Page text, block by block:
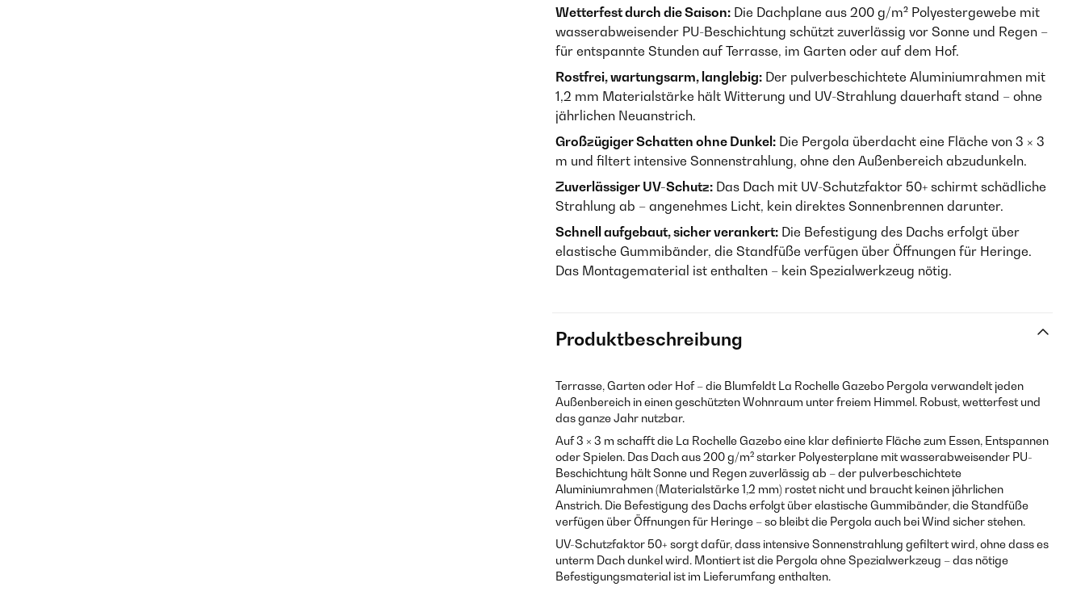
Wetterfest durch die Saison: Die Dachplane aus 200 g/m² Polyestergewebe mit
wasserabweisender PU-Beschichtung schützt zuverlässig vor Sonne und Regen –
für entspannte Stunden auf Terrasse, im Garten oder auf dem Hof.
Rostfrei, wartungsarm, langlebig: Der pulverbeschichtete Aluminiumrahmen mit
1,2 mm Materialstärke hält Witterung und UV-Strahlung dauerhaft stand – ohne
jährlichen Neuanstrich.
Großzügiger Schatten ohne Dunkel: Die Pergola überdacht eine Fläche von 3 × 3
m und filtert intensive Sonnenstrahlung, ohne den Außenbereich abzudunkeln.
Zuverlässiger UV-Schutz: Das Dach mit UV-Schutzfaktor 50+ schirmt schädliche
Strahlung ab – angenehmes Licht, kein direktes Sonnenbrennen darunter.
Schnell aufgebaut, sicher verankert: Die Befestigung des Dachs erfolgt über
elastische Gummibänder, die Standfüße verfügen über Öffnungen für Heringe.
Das Montagematerial ist enthalten – kein Spezialwerkzeug nötig.
Produktbeschreibung
Terrasse, Garten oder Hof – die Blumfeldt La Rochelle Gazebo Pergola verwandelt jeden
Außenbereich in einen geschützten Wohnraum unter freiem Himmel. Robust, wetterfest und
das ganze Jahr nutzbar.
Auf 3 × 3 m schafft die La Rochelle Gazebo eine klar definierte Fläche zum Essen, Entspannen
oder Spielen. Das Dach aus 200 g/m² starker Polyesterplane mit wasserabweisender PU-
Beschichtung hält Sonne und Regen zuverlässig ab – der pulverbeschichtete
Aluminiumrahmen (Materialstärke 1,2 mm) rostet nicht und braucht keinen jährlichen
Anstrich. Die Befestigung des Dachs erfolgt über elastische Gummibänder, die Standfüße
verfügen über Öffnungen für Heringe – so bleibt die Pergola auch bei Wind sicher stehen.
UV-Schutzfaktor 50+ sorgt dafür, dass intensive Sonnenstrahlung gefiltert wird, ohne dass es
unterm Dach dunkel wird. Montiert ist die Pergola ohne Spezialwerkzeug – das nötige
Befestigungsmaterial ist im Lieferumfang enthalten.